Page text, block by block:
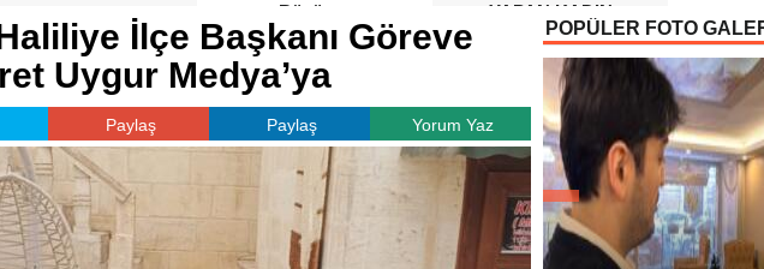
Büyüyor
YAPAN KADIN
OYUNCUSU” ÖDÜLÜ!
İlçe Başkanı Göreve
Uygur Medya’ya
Paylaş Paylaş Yorum Yaz
POPÜLER FOTO